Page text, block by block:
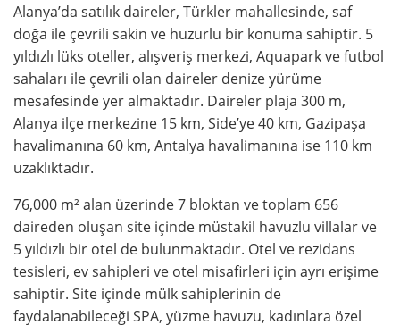
Alanya’da satılık daireler, Türkler mahallesinde, saf
doğa ile çevrili sakin ve huzurlu bir konuma sahiptir. 5
yıldızlı lüks oteller, alışveriş merkezi, Aquapark ve futbol
sahaları ile çevrili olan daireler denize yürüme
mesafesinde yer almaktadır. Daireler plaja 300 m,
Alanya ilçe merkezine 15 km, Side’ye 40 km, Gazipaşa
havalimanına 60 km, Antalya havalimanına ise 110 km
uzaklıktadır.
76,000 m² alan üzerinde 7 bloktan ve toplam 656
daireden oluşan site içinde müstakil havuzlu villalar ve
5 yıldızlı bir otel de bulunmaktadır. Otel ve rezidans
tesisleri, ev sahipleri ve otel misafirleri için ayrı erişime
sahiptir. Site içinde mülk sahiplerinin de
faydalanabileceği SPA, yüzme havuzu, kadınlara özel